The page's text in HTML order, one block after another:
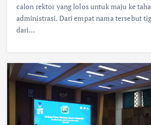
calon rektor yang lolos untuk maju ke
administrasi. Dari empat nama tersebut
dari…